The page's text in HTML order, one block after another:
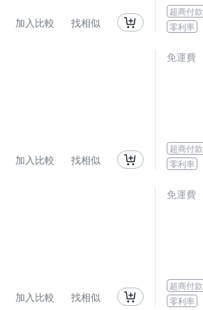
加入比較 找相似
超商付款
零利率
加入比較 找相似
免運費
超商付款
零利率
加入比較 找相似
免運費
超商付款
零利率